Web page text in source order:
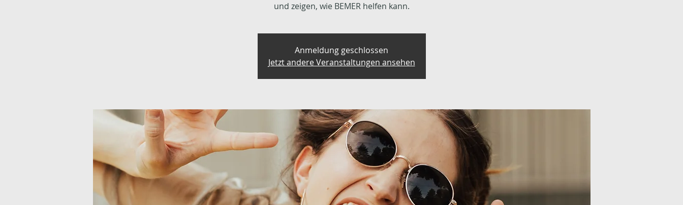
und zeigen, wie BEMER helfen kann.
Anmeldung geschlossen
Jetzt andere Veranstaltungen ansehen